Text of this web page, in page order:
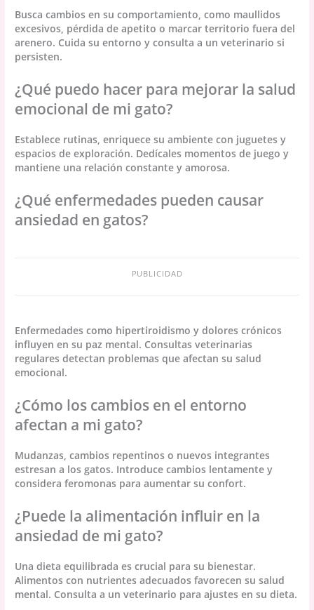
Busca cambios en su comportamiento, como maullidos
excesivos, pérdida de apetito o marcar territorio fuera del
arenero. Cuida su entorno y consulta a un veterinario si
persisten.
¿Qué puedo hacer para mejorar la salud
emocional de mi gato?
Establece rutinas, enriquece su ambiente con juguetes y
espacios de exploración. Dedícales momentos de juego y
mantiene una relación constante y amorosa.
¿Qué enfermedades pueden causar
ansiedad en gatos?
PUBLICIDAD
Enfermedades como hipertiroidismo y dolores crónicos
influyen en su paz mental. Consultas veterinarias
regulares detectan problemas que afectan su salud
emocional.
¿Cómo los cambios en el entorno
afectan a mi gato?
Mudanzas, cambios repentinos o nuevos integrantes
estresan a los gatos. Introduce cambios lentamente y
considera feromonas para aumentar su confort.
¿Puede la alimentación influir en la
ansiedad de mi gato?
Una dieta equilibrada es crucial para su bienestar.
Alimentos con nutrientes adecuados favorecen su salud
mental. Consulta a un veterinario para ajustes en su dieta.